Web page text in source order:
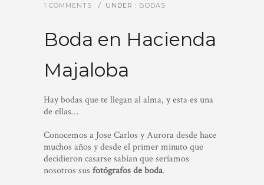
1 COMMENTS
/ UNDER : BODAS
Boda en Hacienda
Majaloba
Hay bodas que te llegan al alma, y esta es una
de ellas…
Conocemos a Jose Carlos y Aurora desde hace
muchos años y desde el primer minuto que
decidieron casarse sabían que seríamos
nosotros sus fotógrafos de boda.